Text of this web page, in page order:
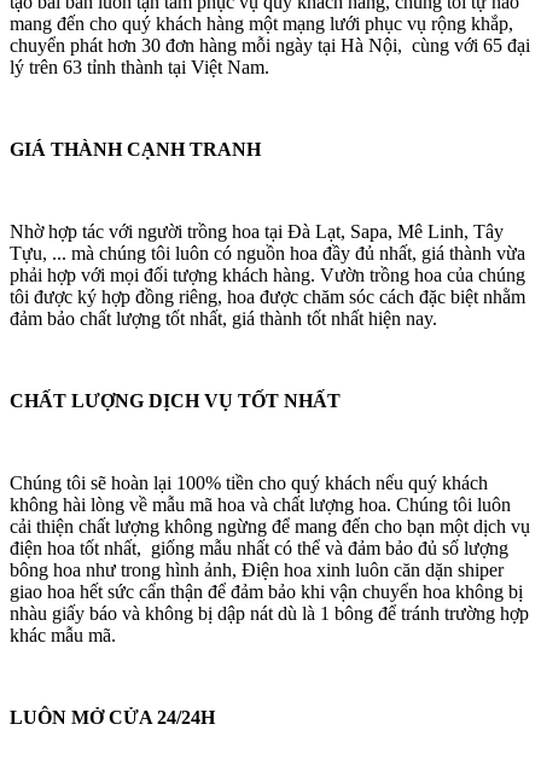
mang đến cho quý khách hàng một mạng lưới phục vụ rộng khắp,
chuyển phát hơn 30 đơn hàng mỗi ngày tại Hà Nội, cùng với 65 đại
lý trên 63 tỉnh thành tại Việt Nam.
GIÁ THÀNH CẠNH TRANH
Nhờ hợp tác với người trồng hoa tại Đà Lạt, Sapa, Mê Linh, Tây
Tựu, ... mà chúng tôi luôn có nguồn hoa đầy đủ nhất, giá thành vừa
phải hợp với mọi đối tượng khách hàng. Vườn trồng hoa của chúng
tôi được ký hợp đồng riêng, hoa được chăm sóc cách đặc biệt nhằm
đảm bảo chất lượng tốt nhất, giá thành tốt nhất hiện nay.
CHẤT LƯỢNG DỊCH VỤ TỐT NHẤT
Chúng tôi sẽ hoàn lại 100% tiền cho quý khách nếu quý khách
không hài lòng về mẫu mã hoa và chất lượng hoa. Chúng tôi luôn
cải thiện chất lượng không ngừng để mang đến cho bạn một dịch vụ
điện hoa tốt nhất, giống mẫu nhất có thể và đảm bảo đủ số lượng
bông hoa như trong hình ảnh, Điện hoa xinh luôn căn dặn shiper
giao hoa hết sức cẩn thận để đảm bảo khi vận chuyển hoa không bị
nhàu giấy báo và không bị dập nát dù là 1 bông để tránh trường hợp
khác mẫu mã.
LUÔN MỞ CỬA 24/24H